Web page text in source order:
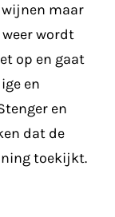
maar
wordt
op en gaat
en
en
dat de
toekijkt.